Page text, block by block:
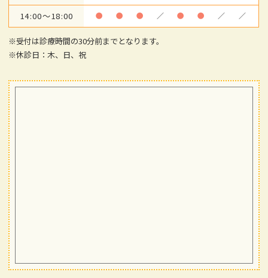
14:00～18:00 ● ● ● ／ ● ● ／ ／
※受付は診療時間の30分前までとなります。
※休診日：木、日、祝